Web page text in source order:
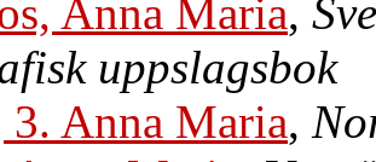
Anna Maria,
uppslagsbok
3. Anna Maria,